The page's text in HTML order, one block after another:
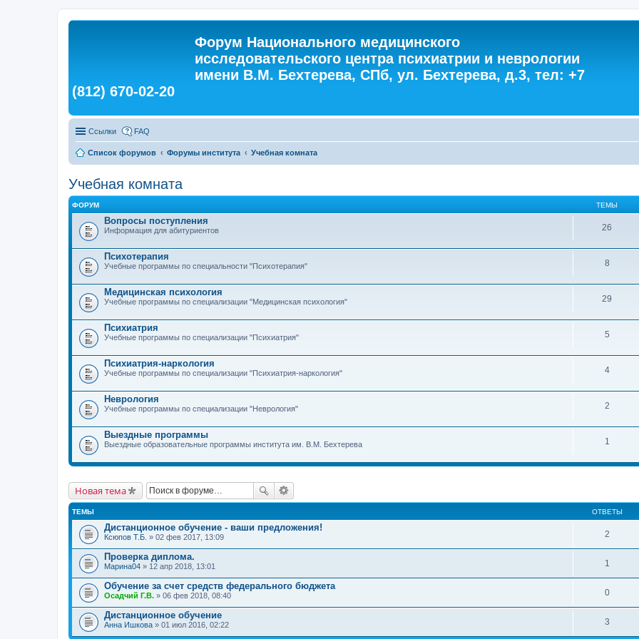
Форум Национального медицинского
исследовательского центра психиатрии и неврологии
имени В.М. Бехтерева, СПб, ул. Бехтерева, д.3, тел: +7
(812) 670-02-20
Ссылки FAQ
Список форумов Форумы института Учебная комната
Учебная комната
ФОРУМ ТЕМЫ
Вопросы поступления
Информация для абитуриентов 26
Психотерапия
Учебные программы по специальности "Психотерапия" 8
Медицинская психология
Учебные программы по специализации "Медицинская психология" 29
Психиатрия
Учебные программы по специализации "Психиатрия" 5
Психиатрия-наркология
Учебные программы по специализации "Психиатрия-наркология" 4
Неврология
Учебные программы по специализации "Неврология" 2
Выездные программы
Выездные образовательные программы института им. В.М. Бехтерева 1
Новая тема
ТЕМЫ ОТВЕТЫ
Дистанционное обучение - ваши предложения!
Ксюпов Т.Б. » 02 фев 2017, 13:09 2
Проверка диплома.
Марина04 » 12 апр 2018, 13:01 1
Обучение за счет средств федерального бюджета
Осадчий Г.В. » 06 фев 2018, 08:40 0
Дистанционное обучение
Анна Ишкова » 01 июл 2016, 02:22 3